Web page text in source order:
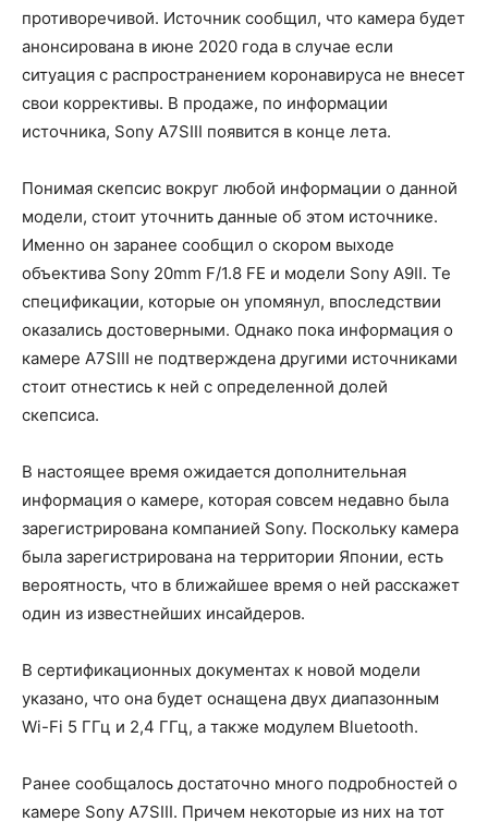
противоречивой. Источник сообщил, что камера будет
анонсирована в июне 2020 года в случае если
ситуация с распространением коронавируса не внесет
свои коррективы. В продаже, по информации
источника, Sony A7SIII появится в конце лета.
Понимая скепсис вокруг любой информации о данной
модели, стоит уточнить данные об этом источнике.
Именно он заранее сообщил о скором выходе
объектива Sony 20mm F/1.8 FE и модели Sony A9II. Те
спецификации, которые он упомянул, впоследствии
оказались достоверными. Однако пока информация о
камере A7SIII не подтверждена другими источниками
стоит отнестись к ней с определенной долей
скепсиса.
В настоящее время ожидается дополнительная
информация о камере, которая совсем недавно была
зарегистрирована компанией Sony. Поскольку камера
была зарегистрирована на территории Японии, есть
вероятность, что в ближайшее время о ней расскажет
один из известнейших инсайдеров.
В сертификационных документах к новой модели
указано, что она будет оснащена двух диапазонным
Wi-Fi 5 ГГц и 2,4 ГГц, а также модулем Bluetooth.
Ранее сообщалось достаточно много подробностей о
камере Sony A7SIII. Причем некоторые из них на тот